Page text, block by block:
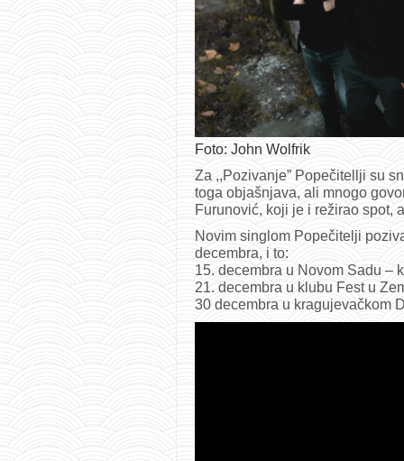
Foto: John Wolfrik
Za ,,Pozivanje” Popečitellji su
toga objašnjava, ali mnogo
Furunović, koji je i režirao spot,
Novim singlom Popečitelji
decembra, i to:
15. decembra u Novom Sadu –
21. decembra u klubu Fest u
30 decembra u kragujevačkom